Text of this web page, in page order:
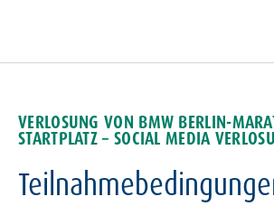
Hauptnavigation
Inhalt
Footer
VERLOSUNG VON BMW BERLIN-
STARTPLATZ – SOCIAL MEDIA